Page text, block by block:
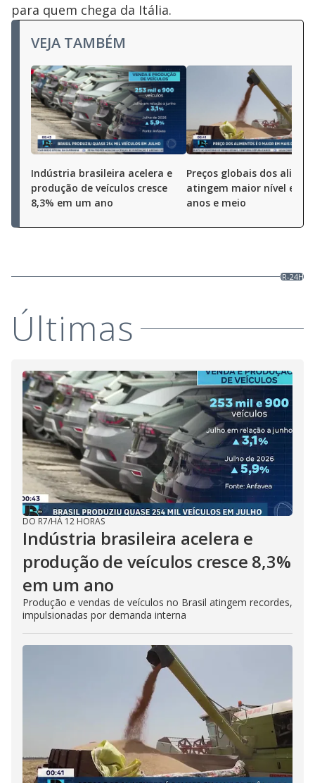
para quem chega da Itália.
VEJA TAMBÉM
Indústria brasileira acelera e
produção de veículos cresce
8,3% em um ano
Preços globais dos
atingem maior nível em
anos e meio
JR-24H
Últimas
DO R7/HÁ 12 HORAS
Indústria brasileira acelera e
produção de veículos cresce 8,3%
em um ano
Produção e vendas de veículos no Brasil atingem recordes,
impulsionadas por demanda interna